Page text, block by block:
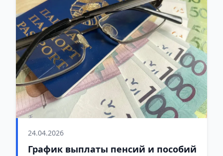
24.04.2026
График выплаты пенсий и пособий